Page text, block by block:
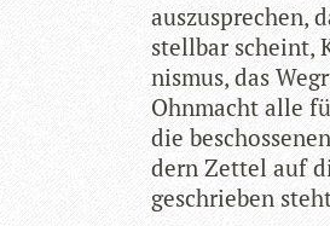
aus­zu­spre­chen,
stell­bar scheint,
nis­mus, das
Ohn­macht alle
die
dern Zet­tel auf
geschrie­ben